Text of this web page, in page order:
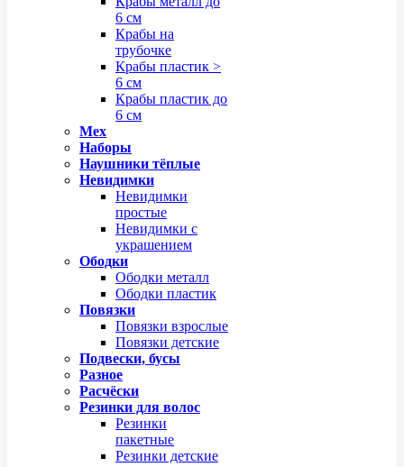
6 см
Крабы на
трубочке
Крабы пластик >
6 см
Крабы пластик до
6 см
Мех
Наборы
Наушники тёплые
Невидимки
Невидимки
простые
Невидимки с
украшением
Ободки
Ободки металл
Ободки пластик
Повязки
Повязки взрослые
Повязки детские
Подвески, бусы
Разное
Расчёски
Резинки для волос
Резинки
пакетные
Резинки детские